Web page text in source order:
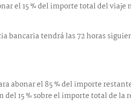
el 15 % del importe total del
bancaria tendrá las 72 horas
abonar el 85 % del importe
15 % sobre el importe total de la